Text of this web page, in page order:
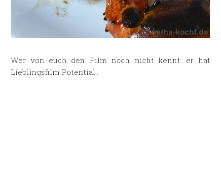
Wer von euch den Film noch nicht kennt: er hat
Lieblingsfilm Potential…